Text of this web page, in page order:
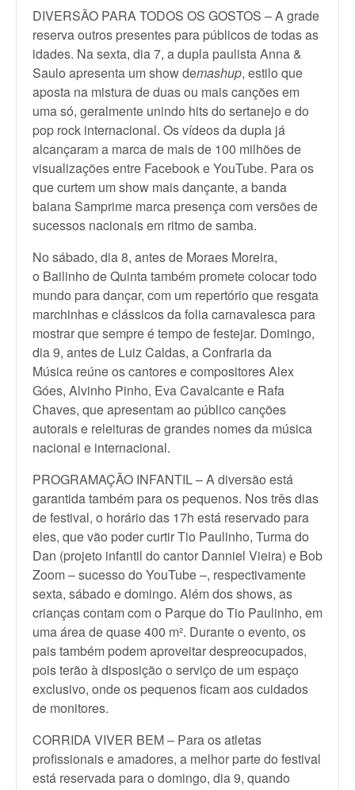
DIVERSÃO PARA TODOS OS GOSTOS – A grade
reserva outros presentes para públicos de todas as
idades. Na sexta, dia 7, a dupla paulista Anna &
Saulo apresenta um show demashup, estilo que
aposta na mistura de duas ou mais canções em
uma só, geralmente unindo hits do sertanejo e do
pop rock internacional. Os vídeos da dupla já
alcançaram a marca de mais de 100 milhões de
visualizações entre Facebook e YouTube. Para os
que curtem um show mais dançante, a banda
baiana Samprime marca presença com versões de
sucessos nacionais em ritmo de samba.
No sábado, dia 8, antes de Moraes Moreira,
o Bailinho de Quinta também promete colocar todo
mundo para dançar, com um repertório que resgata
marchinhas e clássicos da folia carnavalesca para
mostrar que sempre é tempo de festejar. Domingo,
dia 9, antes de Luiz Caldas, a Confraria da
Música reúne os cantores e compositores Alex
Góes, Alvinho Pinho, Eva Cavalcante e Rafa
Chaves, que apresentam ao público canções
autorais e releituras de grandes nomes da música
nacional e internacional.
PROGRAMAÇÃO INFANTIL – A diversão está
garantida também para os pequenos. Nos três dias
de festival, o horário das 17h está reservado para
eles, que vão poder curtir Tio Paulinho, Turma do
Dan (projeto infantil do cantor Danniel Vieira) e Bob
Zoom – sucesso do YouTube –, respectivamente
sexta, sábado e domingo. Além dos shows, as
crianças contam com o Parque do Tio Paulinho, em
uma área de quase 400 m². Durante o evento, os
pais também podem aproveitar despreocupados,
pois terão à disposição o serviço de um espaço
exclusivo, onde os pequenos ficam aos cuidados
de monitores.
CORRIDA VIVER BEM – Para os atletas
profissionais e amadores, a melhor parte do festival
está reservada para o domingo, dia 9, quando